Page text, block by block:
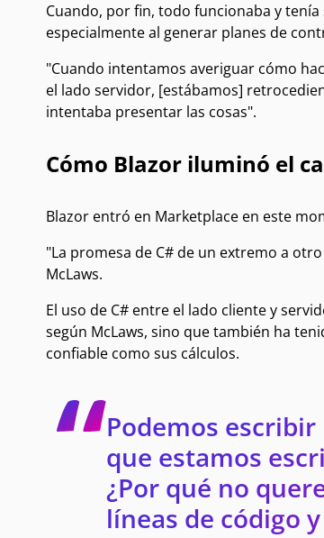
Cuando, por fin, todo funcionaba y
especialmente al generar planes de
"Cuando intentamos averiguar cómo
el lado servidor, [estábamos]
intentaba presentar las cosas".
Cómo Blazor iluminó el
Blazor entró en Marketplace en este
"La promesa de C# de un extremo a
McLaws.
El uso de C# entre el lado cliente y
según McLaws, sino que también ha
confiable como sus cálculos.
Podemos
que estamos
¿Por qué no
líneas de código